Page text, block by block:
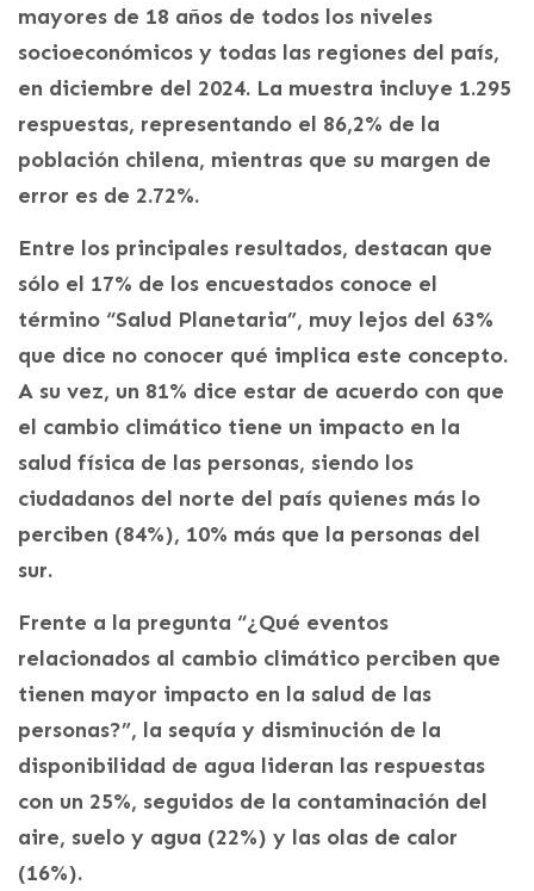
mayores de 18 años de todos los niveles
socioeconómicos y todas las regiones del país,
en diciembre del 2024. La muestra incluye 1.295
respuestas, representando el 86,2% de la
población chilena, mientras que su margen de
error es de 2.72%.
Entre los principales resultados, destacan que
sólo el 17% de los encuestados conoce el
término “Salud Planetaria”, muy lejos del 63%
que dice no conocer qué implica este concepto.
A su vez, un 81% dice estar de acuerdo con que
el cambio climático tiene un impacto en la
salud física de las personas, siendo los
ciudadanos del norte del país quienes más lo
perciben (84%), 10% más que la personas del
sur.
Frente a la pregunta “¿Qué eventos
relacionados al cambio climático perciben que
tienen mayor impacto en la salud de las
personas?”, la sequía y disminución de la
disponibilidad de agua lideran las respuestas
con un 25%, seguidos de la contaminación del
aire, suelo y agua (22%) y las olas de calor
(16%).